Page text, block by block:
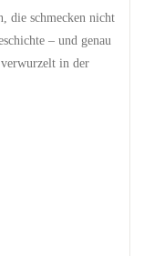
die schmecken nicht
– und genau
in der